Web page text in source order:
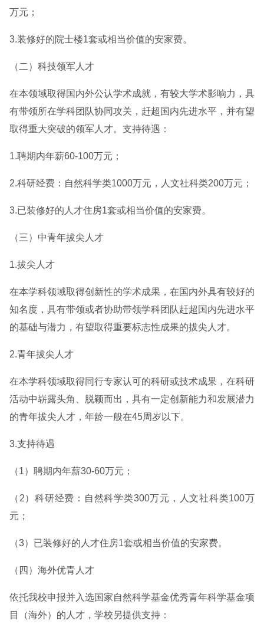
万元；
3.装修好的院士楼1套或相当价值的安家费。
（二）科技领军人才
在本领域取得国内外公认学术成就，有较大学术影响力，具
有带领所在学科团队协同攻关，赶超国内先进水平，并有望
取得重大突破的领军人才。支持待遇：
1.聘期内年薪60-100万元；
2.科研经费：自然科学类1000万元，人文社科类200万元；
3.已装修好的人才住房1套或相当价值的安家费。
（三）中青年拔尖人才
1.拔尖人才
在本学科领域取得创新性的学术成果，在国内外具有较好的
知名度，具有带领或者协助带领学科团队赶超国内先进水平
的基础与潜力，有望取得重要标志性成果的拔尖人才。
2.青年拔尖人才
在本学科领域取得同行专家认可的科研或技术成果，在科研
活动中崭露头角、脱颖而出，具有一定创新能力和发展潜力
的青年拔尖人才，年龄一般在45周岁以下。
3.支持待遇
（1）聘期内年薪30-60万元；
（2）科研经费：自然科学类300万元，人文社科类100万
元；
（3）已装修好的人才住房1套或相当价值的安家费。
（四）海外优青人才
依托我校申报并入选国家自然科学基金优秀青年科学基金项
目（海外）的人才，学校另提供支持：